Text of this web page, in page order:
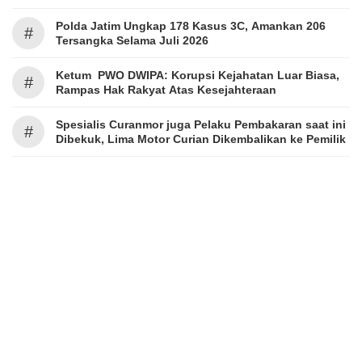
#
Polda Jatim Ungkap 178 Kasus 3C, Amankan 206
Tersangka Selama Juli 2026
#
Ketum PWO DWIPA: Korupsi Kejahatan Luar Biasa,
Rampas Hak Rakyat Atas Kesejahteraan
#
Spesialis Curanmor juga Pelaku Pembakaran saat ini
Dibekuk, Lima Motor Curian Dikembalikan ke Pemilik